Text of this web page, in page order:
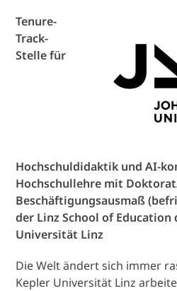
Tenure-
Track-
Stelle für
Hochschuldidaktik und AI-
Hochschullehre mit
Beschäftigungsausmaß
der Linz School of Education
Universität Linz
Die Welt ändert sich immer
Kepler Universität Linz